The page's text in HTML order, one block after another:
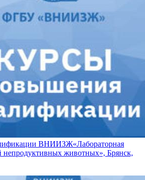
ВНИИЗЖ«Лабораторная
непродуктивных животных», Брянск,